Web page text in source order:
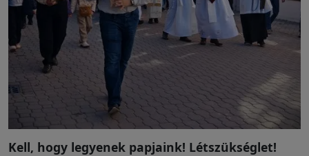
Kell, hogy legyenek papjaink! Létszükséglet!